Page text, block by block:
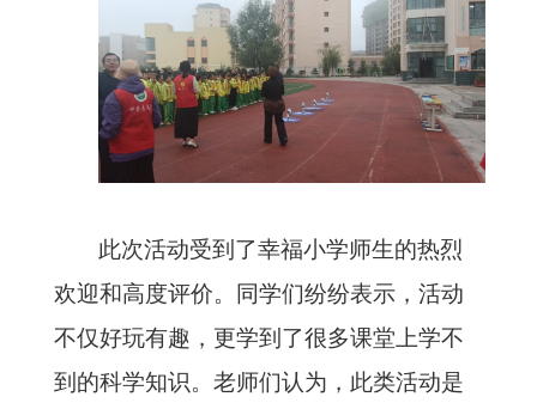
此次活动受到了幸福小学师生的热烈
欢迎和高度评价。同学们纷纷表示，活动
不仅好玩有趣，更学到了很多课堂上学不
到的科学知识。老师们认为，此类活动是